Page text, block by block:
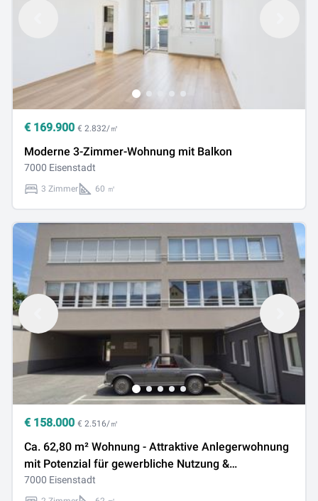
€ 169.900 € 2.832/㎡
Moderne 3-Zimmer-Wohnung mit Balkon
7000 Eisenstadt
3 Zimmer 60 ㎡
€ 158.000 € 2.516/㎡
Ca. 62,80 m² Wohnung - Attraktive Anlegerwohnung
mit Potenzial für gewerbliche Nutzung &
Kurzzeitvermietung
7000 Eisenstadt